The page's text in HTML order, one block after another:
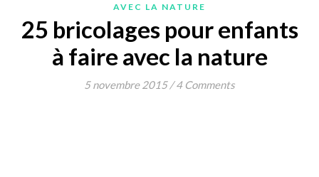
AVEC LA NATURE
25 bricolages pour enfants
à faire avec la nature
5 novembre 2015 / 4 Comments